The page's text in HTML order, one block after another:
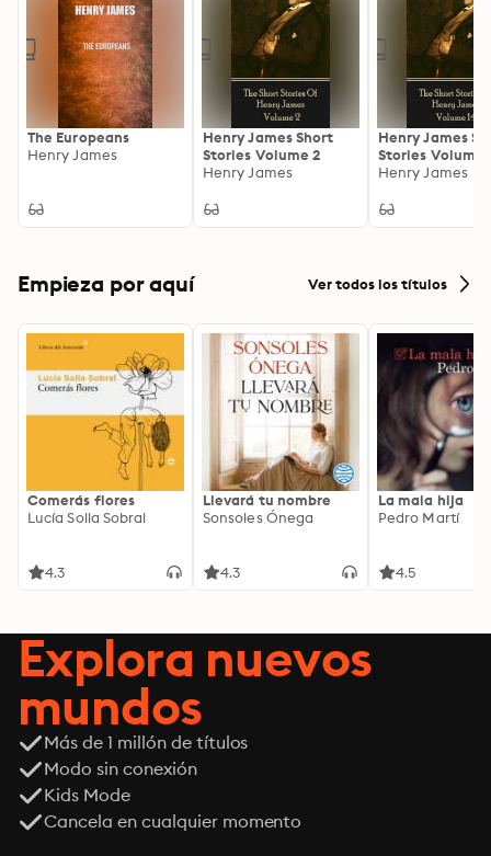
The Europeans
Henry James
Henry James Short
Stories Volume 2
Henry James
Henry James
Stories Volume
Henry James
Empieza por aquí Ver todos los títulos
Comerás flores
Lucía Solla Sobral
4.3
Llevará tu nombre
Sonsoles Ónega
4.3
La mala hija
Pedro Martí
4.5
Explora nuevos
mundos
Más de 1 millón de títulos
Modo sin conexión
Kids Mode
Cancela en cualquier momento